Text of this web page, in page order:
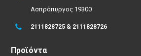
Ασπρόπυργος 19300
2111828725 & 2111828726
Προϊόντα